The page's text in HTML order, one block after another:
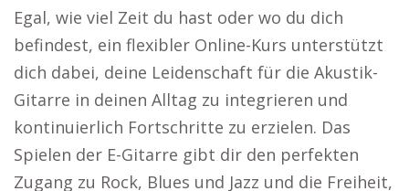
Egal, wie viel Zeit du hast oder wo du dich
befindest, ein flexibler Online-Kurs unterstützt
dich dabei, deine Leidenschaft für die Akustik-
Gitarre in deinen Alltag zu integrieren und
kontinuierlich Fortschritte zu erzielen. Das
Spielen der E-Gitarre gibt dir den perfekten
Zugang zu Rock, Blues und Jazz und die Freiheit,